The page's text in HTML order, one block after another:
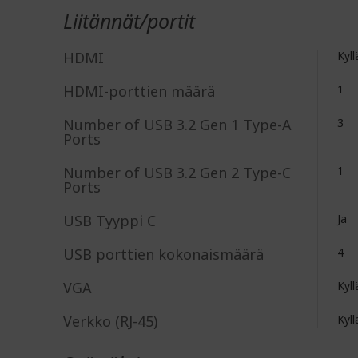
Liitännät/portit
HDMI
HDMI-porttien määrä 1
Number of USB 3.2 Gen 1 Type-A
Ports
3
Number of USB 3.2 Gen 2 Type-C
Ports
1
USB Tyyppi C Ja
USB porttien kokonaismäärä 4
VGA
Verkko (RJ-45)